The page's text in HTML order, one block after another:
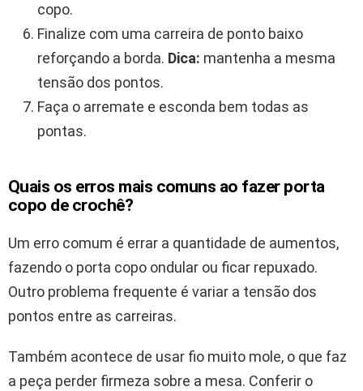
copo.
Finalize com uma carreira de ponto baixo
reforçando a borda. Dica: mantenha a mesma
tensão dos pontos.
Faça o arremate e esconda bem todas as
pontas.
Quais os erros mais comuns ao fazer porta
copo de crochê?
Um erro comum é errar a quantidade de aumentos,
fazendo o porta copo ondular ou ficar repuxado.
Outro problema frequente é variar a tensão dos
pontos entre as carreiras.
Também acontece de usar fio muito mole, o que faz
a peça perder firmeza sobre a mesa. Conferir o